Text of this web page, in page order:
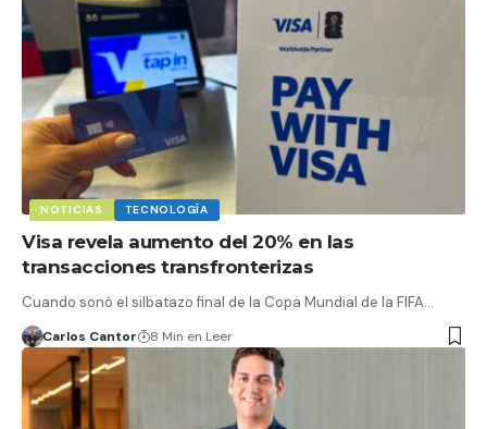
NOTICIAS TECNOLOGÍA
Visa revela aumento del 20% en las
transacciones transfronterizas
Cuando sonó el silbatazo final de la Copa Mundial de la FIFA…
Carlos Cantor 8 Min en Leer